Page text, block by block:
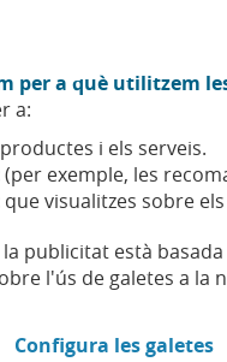
per a què utilitzem
a:
i els serveis.
(per exemple, les
que visualitzes sobre
publicitat està
l'ús de galetes a la
Configura les galetes
nosaltres
Per què necessitem índexs